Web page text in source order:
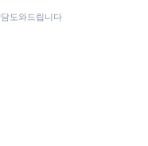
도와드립니다